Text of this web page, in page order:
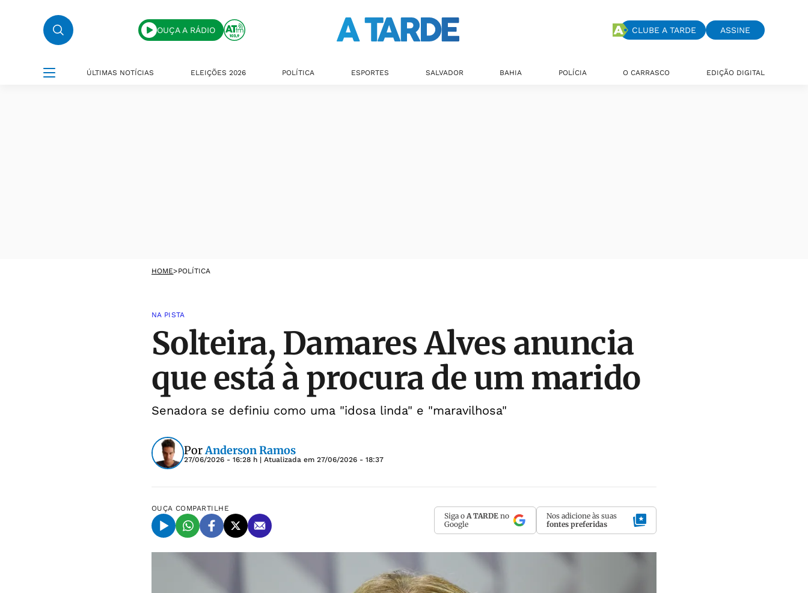
OUÇA A RÁDIO CLUBE A TARDE ASSINE
ÚLTIMAS NOTÍCIAS ELEIÇÕES 2026 POLÍTICA ESPORTES SALVADOR BAHIA POLÍCIA O CARRASCO EDIÇÃO DIGITAL
HOME>POLÍTICA
NA PISTA
Solteira, Damares Alves anuncia
que está à procura de um marido
Senadora se definiu como uma "idosa linda" e "maravilhosa"
PorAnderson Ramos
27/06/2026 - 16:28 h | Atualizada em 27/06/2026 - 18:37
OUÇA COMPARTILHE
Siga o A TARDE no
Google
Nos adicione às suas
fontes preferidas